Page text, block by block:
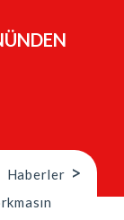
Haberler >